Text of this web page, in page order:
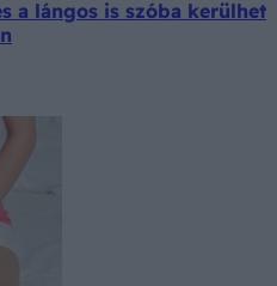
a lángos is szóba kerülhet